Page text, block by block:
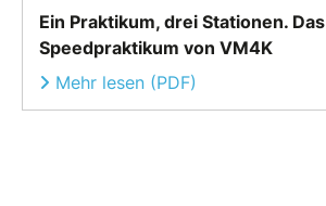
Ein Praktikum, drei Stationen. Das
Speedpraktikum von VM4K
Mehr lesen (PDF)